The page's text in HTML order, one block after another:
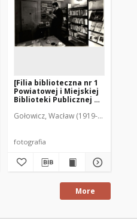
Fot.
[Filia biblioteczna nr 1
Powiatowej i Miejskiej
Biblioteki Publicznej w
Gołowicz, Wacław (1919-1983). Fot.
fotografia
More